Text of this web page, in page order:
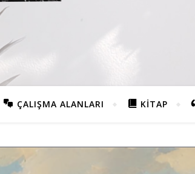
ÇALIŞMA ALANLARI KITAP